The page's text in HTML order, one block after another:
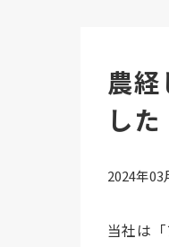
農
した
2024年03
当社は